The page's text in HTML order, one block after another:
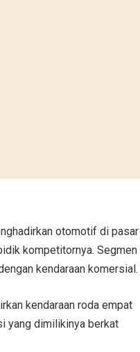
otomotif di pasar
kompetitornya. Segmen
kendaraan komersial.
kendaraan roda empat
yang dimilikinya berkat